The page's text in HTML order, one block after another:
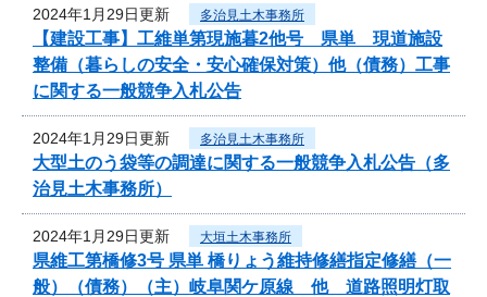
2024年1月29日更新 多治見土木事務所
【建設工事】工維単第現施暮2他号 県単 現道施設
整備（暮らしの安全・安心確保対策）他（債務）工事
に関する一般競争入札公告
2024年1月29日更新 多治見土木事務所
大型土のう袋等の調達に関する一般競争入札公告（多
治見土木事務所）
2024年1月29日更新 大垣土木事務所
県維工第橋修3号 県単 橋りょう維持修繕指定修繕（一
般）（債務）（主）岐阜関ケ原線 他 道路照明灯取